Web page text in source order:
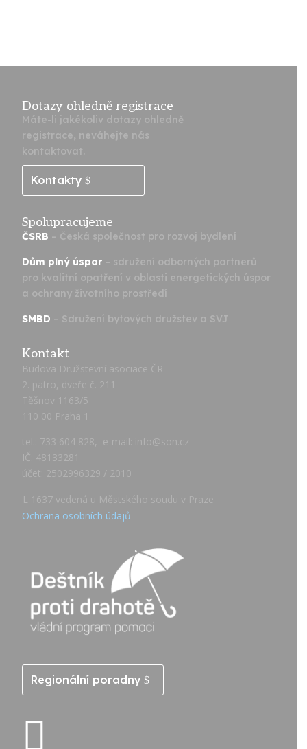
Dotazy ohledně registrace
Máte-li jakékoliv dotazy ohledně
registrace, neváhejte nás
kontaktovat.
Kontakty
Spolupracujeme
ČSRB – Česká společnost pro rozvoj bydlení
Dům plný úspor – sdružení odborných partnerů
pro kvalitní opatření v oblasti energetických úspor
a ochrany životního prostředí
SMBD – Sdružení bytových družstev a SVJ
Kontakt
Budova Družstevní asociace ČR
2. patro, dveře č. 211
Těšnov 1163/5
110 00 Praha 1
tel.: 733 604 828, e-mail: info@son.cz
IČ: 48133281
účet: 2502996329 / 2010
L 1637 vedená u Městského soudu v Praze
Ochrana osobních údajů
Regionální poradny
